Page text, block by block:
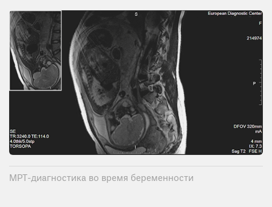
МРТ-диагностика во время беременности